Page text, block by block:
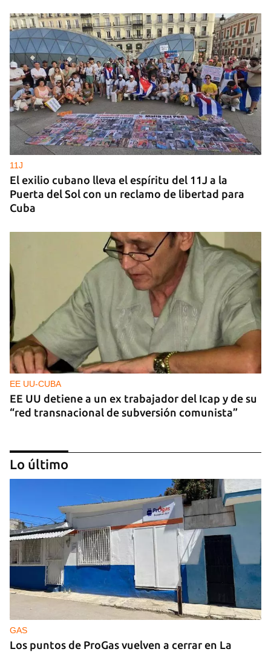
11J
El exilio cubano lleva el espíritu del 11J a la
Puerta del Sol con un reclamo de libertad para
Cuba
EE UU-CUBA
EE UU detiene a un ex trabajador del Icap y de su
“red transnacional de subversión comunista”
MIGRANTES
EE UU autoriza el regreso de un cubano
deportado a Cuba con proceso migratorio activo
Lo último
GAS
Los puntos de ProGas vuelven a cerrar en La